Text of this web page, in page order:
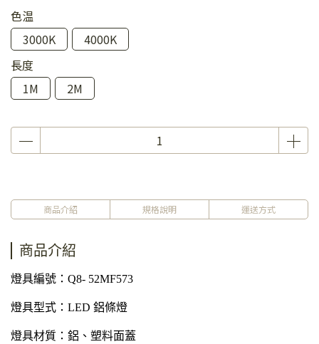
色温
3000K
4000K
長度
1M
2M
商品介紹 規格說明 運送方式
商品介紹
燈具編號：Q8- 52MF573
燈具型式：LED 鋁條燈
燈具材質：鋁、塑料面蓋